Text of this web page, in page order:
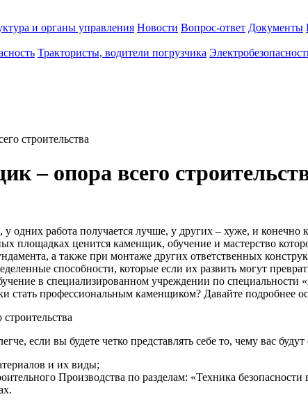
и органы управления Новости Вопрос-ответ Документы
Трактористы, водители погрузчика
строительства
– опора всего
у одних работа получается лучше, у других – хуже, и
площадках ценится каменщик, обучение и мастерство
а также при монтаже других ответственных
способности, которые если их развить могут
в специализированном учреждении по
стать профессиональным каменщиком? Давайте подробнее
если вы будете четко представлять себе то, чему вас
и их виды;
Производства по разделам: «Техника